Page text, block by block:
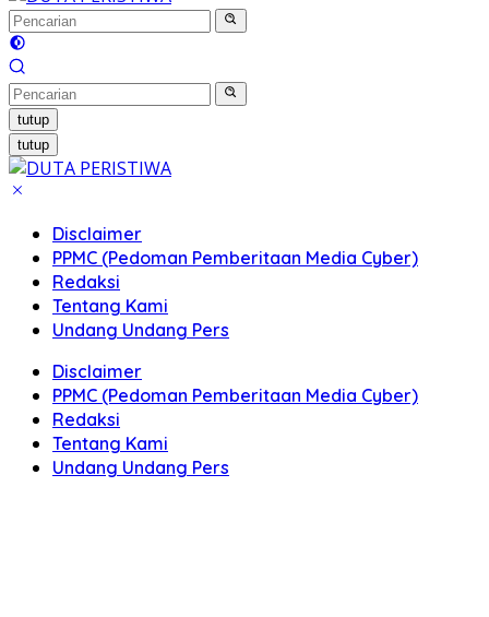
tutup
tutup
Disclaimer
PPMC (Pedoman Pemberitaan Media Cyber)
Redaksi
Tentang Kami
Undang Undang Pers
Disclaimer
PPMC (Pedoman Pemberitaan Media Cyber)
Redaksi
Tentang Kami
Undang Undang Pers